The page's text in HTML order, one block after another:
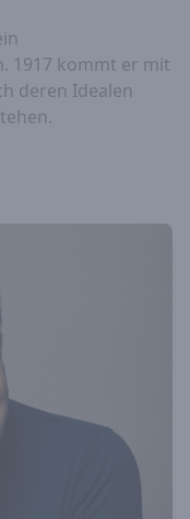
1917 kommt er mit
deren Idealen